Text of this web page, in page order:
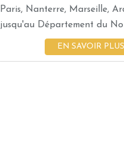
Paris, Nanterre, Marseille,
jusqu'au Département du
EN SAVOIR PLUS